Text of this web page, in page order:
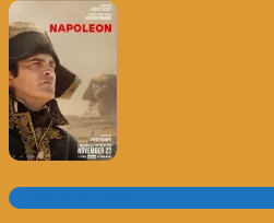
Subscrever o site